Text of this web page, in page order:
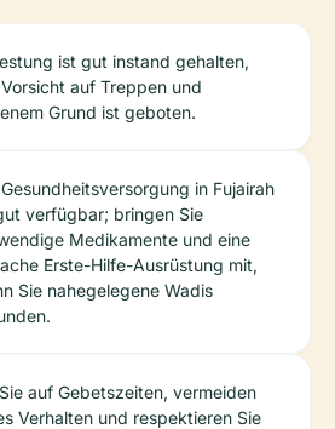
ist gut instand gehalten,
auf Treppen und
Grund ist geboten.
in Fujairah
verfügbar; bringen Sie
Medikamente und eine
Erste-Hilfe-Ausrüstung mit,
Sie nahegelegene Wadis
auf Gebetszeiten, vermeiden
Verhalten und respektieren Sie